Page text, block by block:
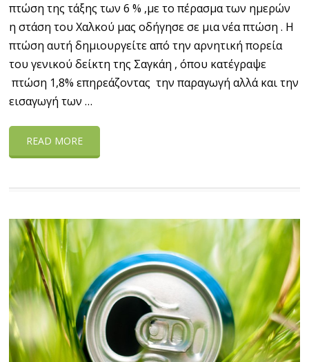
πτώση της τάξης των 6 % ,με το πέρασμα των ημερών
η στάση του Χαλκού μας οδήγησε σε μια νέα πτώση . Η
πτώση αυτή δημιουργείτε από την αρνητική πορεία
του γενικού δείκτη της Σαγκάη , όπου κατέγραψε
πτώση 1,8% επηρεάζοντας την παραγωγή αλλά και την
εισαγωγή των …
READ MORE